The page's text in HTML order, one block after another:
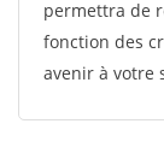
permettra de
fonction des
avenir à votre